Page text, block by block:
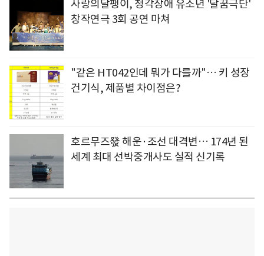
사랑의달팽이, 청각장애 유소년 '달꿈극단'
창작연극 3회 공연 마쳐
"같은 HT042인데 뭐가 다를까"… 키 성장
건기식, 제품별 차이점은?
호르무즈發 해운·조선 대격변… 174년 된
세계 최대 선박중개사도 실적 신기록